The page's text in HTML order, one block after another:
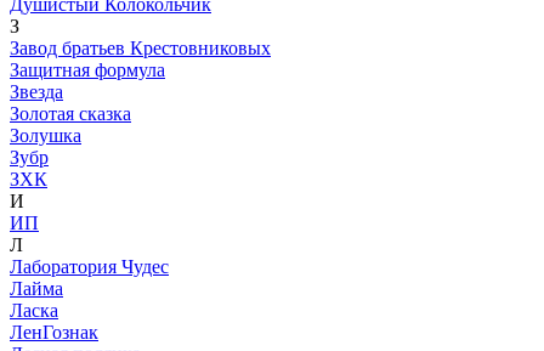
Душистый Колокольчик
З
Завод братьев Крестовниковых
Защитная формула
Звезда
Золотая сказка
Золушка
Зубр
ЗХК
И
ИП
Л
Лаборатория Чудес
Лайма
Ласка
ЛенГознак